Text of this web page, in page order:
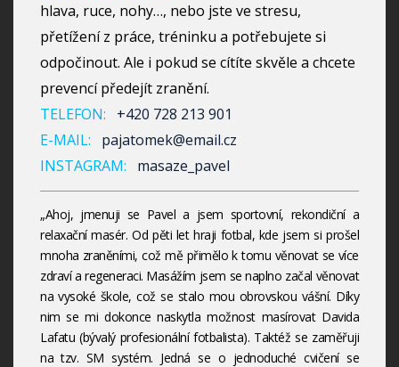
hlava, ruce, nohy…, nebo jste ve stresu,
přetížení z práce, tréninku a potřebujete si
odpočinout. Ale i pokud se cítíte skvěle a chcete
prevencí předejít zranění.
TELEFON:
+420 728 213 901
E-MAIL:
pajatomek@email.cz
INSTAGRAM:
masaze_pavel
„Ahoj, jmenuji se Pavel a jsem sportovní, rekondiční a
relaxační masér. Od pěti let hraji fotbal, kde jsem si prošel
mnoha zraněními, což mě přimělo k tomu věnovat se více
zdraví a regeneraci. Masážím jsem se naplno začal věnovat
na vysoké škole, což se stalo mou obrovskou vášní. Díky
nim se mi dokonce naskytla možnost masírovat Davida
Lafatu (bývalý profesionální fotbalista). Taktéž se zaměřuji
na tzv. SM systém. Jedná se o jednoduché cvičení se